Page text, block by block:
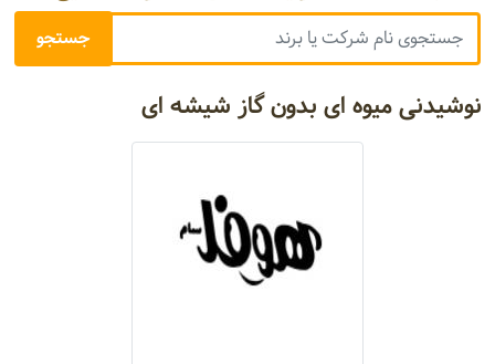
نوشیدنی میوه ای بدون گاز شیشه ای